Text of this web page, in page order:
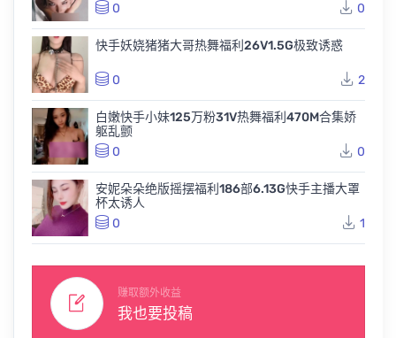
0
0
快手妖娆猪猪大哥热舞福利26V1.5G极致诱惑
0 2
白嫩快手小妹125万粉31V热舞福利470M合集娇
躯乱颤
0
0
安妮朵朵绝版摇摆福利186部6.13G快手主播大罩
杯太诱人
0
1
赚取额外收益
我也要投稿